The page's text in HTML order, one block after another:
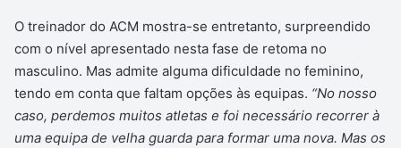
O treinador do ACM mostra-se entretanto, surpreendido
com o nível apresentado nesta fase de retoma no
masculino. Mas admite alguma dificuldade no feminino,
tendo em conta que faltam opções às equipas. “No nosso
caso, perdemos muitos atletas e foi necessário recorrer à
uma equipa de velha guarda para formar uma nova. Mas os